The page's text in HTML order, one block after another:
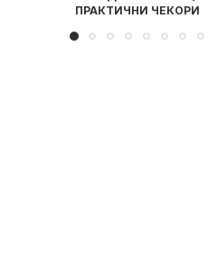
ПРОЧИТАЈ ГО...